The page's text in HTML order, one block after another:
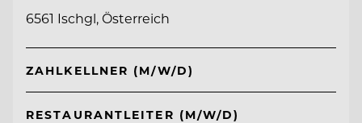
6561 Ischgl, Österreich
ZAHLKELLNER (M/W/D)
RESTAURANTLEITER (M/W/D)